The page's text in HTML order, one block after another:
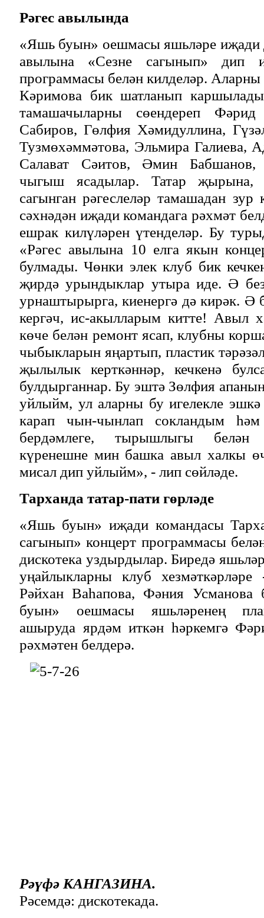
Рәгес авылында
«Яшь буын» оешмасы яшьләре иҗади
авылына «Сезне сагынып» дип
программасы белән килделәр.
Кәримова бик шатланып
тамашачыларны сөендереп
Сабиров, Гөлфия Хәмидуллина,
Тузмөхәммәтова, Эльмира Галиева,
Салават Сәитов, Әмин Бабшанов,
чыгыш ясадылар. Татар җырына,
сагынган рәгеслеләр тамашадан зур
сәхнәдән иҗади командага рәхмәт
ешрак килүләрен үтенделәр. Бу
«Рәгес авылына 10 елга якын
булмады. Чөнки элек клуб бик
җирдә урындыклар утыра иде. Ә
урнаштырырга, киенергә дә кирәк. Ә
кергәч, ис-акылларым китте! Авыл
көче белән ремонт ясап, клубны
чыбыкларын яңартып, пластик
җылылык керткәннәр, кечкенә
булдырганнар. Бу эштә Зөлфия
уйлыйм, ул аларны бу игелекле эшкә
карап чын-чынлап сокландым
бердәмлеге, тырышлыгы
күренешне мин башка авыл халкы
мисал дип уйлыйм», - лип сөйләде.
Тарханда татар-пати гөрләде
«Яшь буын» иҗади командасы
сагынып» концерт программасы
дискотека уздырдылар. Биредә
уңайлыкларны клуб
Рәйхан Ваһапова, Фәния
буын» оешмасы яшьләренең
ашыруда ярдәм иткән һәркемгә
рәхмәтен белдерә.
Рәүфә КАНГАЗИНА.
Рәсемдә: дискотекада.